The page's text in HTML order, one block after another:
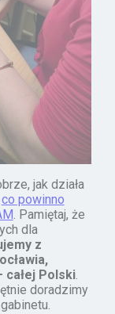
jak działa
co powinno
. Pamiętaj, że
dla
z
całej Polski.
doradzimy